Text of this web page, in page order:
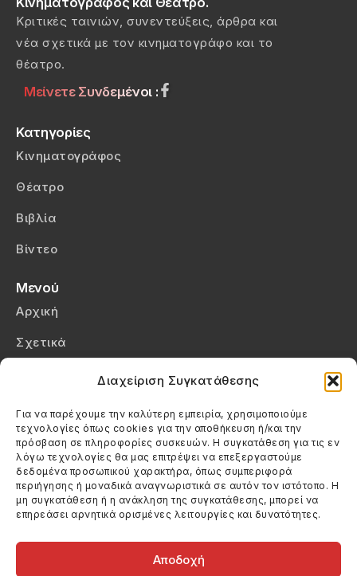
Διαχείριση Συγκατάθεσης
Για να παρέχουμε την καλύτερη εμπειρία, χρησιμοποιούμε
τεχνολογίες όπως cookies για την αποθήκευση ή/και την
πρόσβαση σε πληροφορίες συσκευών. Η συγκατάθεση για τις εν
λόγω τεχνολογίες θα μας επιτρέψει να επεξεργαστούμε
δεδομένα προσωπικού χαρακτήρα, όπως συμπεριφορά
περιήγησης ή μοναδικά αναγνωριστικά σε αυτόν τον ιστότοπο. Η
μη συγκατάθεση ή η ανάκληση της συγκατάθεσης, μπορεί να
επηρεάσει αρνητικά ορισμένες λειτουργίες και δυνατότητες.
Αποδοχή
Κριτικές ταινιών, συνεντεύξεις, άρθρα και
νέα σχετικά με τον κινηματογράφο και το
θέατρο.
Μείνετε Συνδεμένοι :
Κατηγορίες
Κινηματογράφος
Θέατρο
Βιβλία
Βίντεο
Μενού
Αρχική
Σχετικά
Πολιτική Cookies (ΕΕ)
Στοιχεία Επικοινωνίας
Καλεσέ μας
(+30) 6974123481
Στείλε μας email
info@filmandtheater.gr